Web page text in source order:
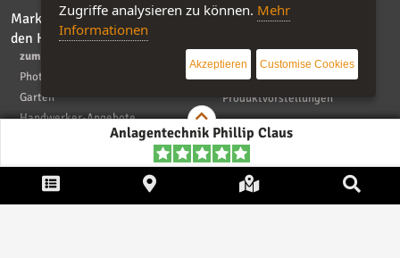
Anlagentechnik Phillip Claus
Marktplatz - Produkte für
den Heimwerker
zum Marktplatz
Photovoltaik und mehr
Garten
Handwerker-Angebote
Bau-Magazin
Bauwirtschaft & Politik
Handwerker
Produktvorstellungen
Firma eintragen und bewerten
* Unsere Preise
Zugriffe analysieren zu können. Mehr
Informationen
Akzeptieren Customise Cookies